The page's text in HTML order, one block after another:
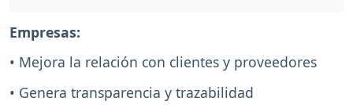
Empresas:
• Mejora la relación con clientes y proveedores
• Genera transparencia y trazabilidad